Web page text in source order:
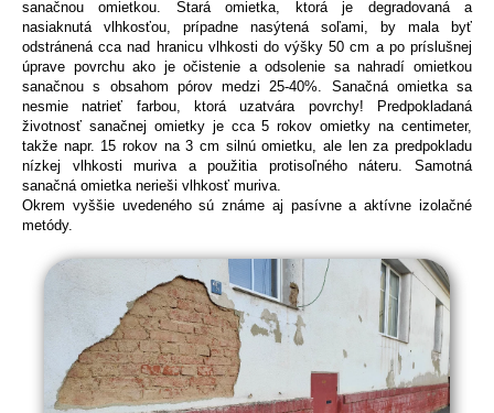
sanačnou omietkou. Stará omietka, ktorá je degradovaná a
nasiaknutá vlhkosťou, prípadne nasýtená soľami, by mala byť
odstránená cca nad hranicu vlhkosti do výšky 50 cm a po príslušnej
úprave povrchu ako je očistenie a odsolenie sa nahradí omietkou
sanačnou s obsahom pórov medzi 25-40%. Sanačná omietka sa
nesmie natrieť farbou, ktorá uzatvára povrchy! Predpokladaná
životnosť sanačnej omietky je cca 5 rokov omietky na centimeter,
takže napr. 15 rokov na 3 cm silnú omietku, ale len za predpokladu
nízkej vlhkosti muriva a použitia protisoľného náteru. Samotná
sanačná omietka nerieši vlhkosť muriva.
Okrem vyššie uvedeného sú známe aj pasívne a aktívne izolačné
metódy.